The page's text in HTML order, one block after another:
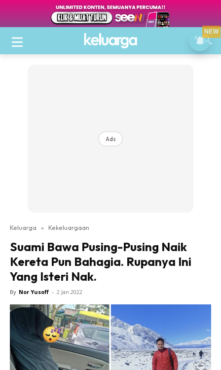
Ads
Keluarga » Kekeluargaan
Suami Bawa Pusing-Pusing Naik
Kereta Pun Bahagia. Rupanya Ini
Yang Isteri Nak.
By Nor Yusoff - 2 Jan 2022
NEW